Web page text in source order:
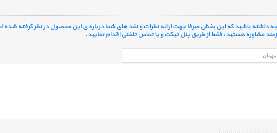
داشته باشید که این بخش صرفا جهت ارائه نظرات و نقد های شما درباره ی این محصول در نظر گرفته شده
مشاوره هستید، فقط از طریق پنل تیکت و یا تماس تلفنی اقدام نمایید.